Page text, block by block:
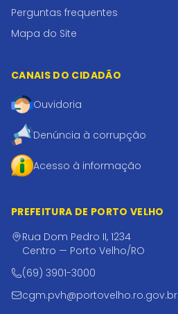
Perguntas frequentes
Mapa do Site
CANAIS DO CIDADÃO
Ouvidoria
Denúncia à corrupção
Acesso à informação
PREFEITURA DE PORTO VELHO
Rua Dom Pedro II, 1234
Centro — Porto Velho/RO
(69) 3901-3000
cgm.pvh@portovelho.ro.gov.br